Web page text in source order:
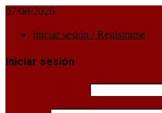
07/08/2026
iniciar sesión / Registrarse
Iniciar sesión